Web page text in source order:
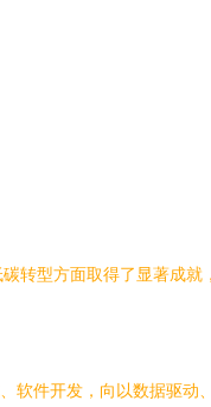
转型方面取得了显著成就
软件开发，向以数据驱动